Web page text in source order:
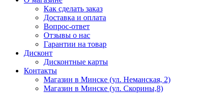
Как сделать заказ
Доставка и оплата
Вопрос-ответ
Отзывы о нас
Гарантии на товар
Дисконт
Дисконтные карты
Контакты
Магазин в Минске (ул. Неманская, 2)
Магазин в Минске (ул. Скорины,8)